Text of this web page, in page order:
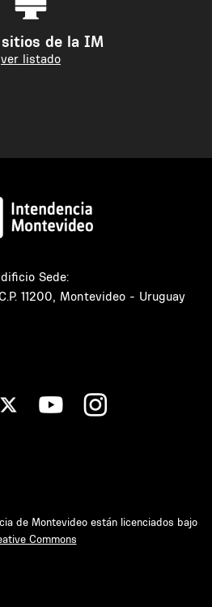
de la IM
ver listado
Sede:
11200, Montevideo - Uruguay
de Montevideo están licenciados bajo
Commons